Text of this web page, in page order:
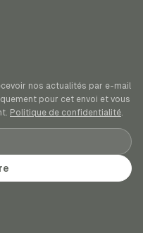
nos actualités par e-mail
pour cet envoi et vous
Politique de confidentialité.